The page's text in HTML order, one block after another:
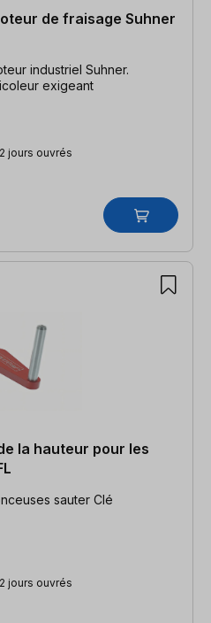
de fraisage Suhner
industriel Suhner.
le bricoleur exigeant
jours ouvrés
la hauteur pour les
sauter Clé
jours ouvrés